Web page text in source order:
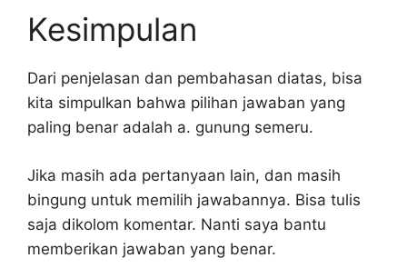
Kesimpulan
Dari penjelasan dan pembahasan diatas, bisa
kita simpulkan bahwa pilihan jawaban yang
paling benar adalah a. gunung semeru.
Jika masih ada pertanyaan lain, dan masih
bingung untuk memilih jawabannya. Bisa tulis
saja dikolom komentar. Nanti saya bantu
memberikan jawaban yang benar.